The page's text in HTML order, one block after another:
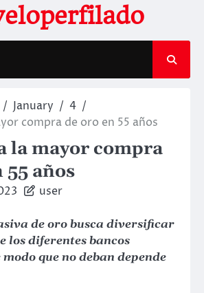
January
4
compra de oro en 55 años
la mayor compra
55 años
user
de oro busca diversificar
los diferentes bancos
que no deban depende